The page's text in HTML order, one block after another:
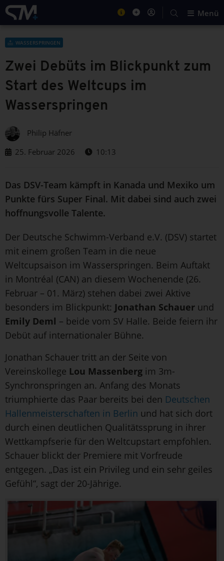
Menü
WASSERSPRINGEN
Zwei Debüts im Blickpunkt zum
Start des Weltcups im
Wasserspringen
Philip Häfner
25. Februar 2026
10:13
Das DSV-Team kämpft in Kanada und Mexiko um
Punkte fürs Super Final. Mit dabei sind auch zwei
hoffnungsvolle Talente.
Der Deutsche Schwimm-Verband e.V. (DSV) startet
mit einem großen Team in die neue
Weltcupsaison im Wasserspringen. Beim Auftakt
in Montréal (CAN) an diesem Wochenende (26.
Februar – 01. März) stehen dabei zwei Aktive
besonders im Blickpunkt: Jonathan Schauer und
Emily Deml – beide vom SV Halle. Beide feiern ihr
Debüt auf internationaler Bühne.
Jonathan Schauer tritt an der Seite von
Vereinskollege Lou Massenberg im 3m-
Synchronspringen an. Anfang des Monats
triumphierte das Paar bereits bei den Deutschen
Hallenmeisterschaften in Berlin und hat sich dort
durch einen deutlichen Qualitätssprung in ihrer
Wettkampfserie für den Weltcupstart empfohlen.
Schauer blickt der Premiere mit Vorfreude
entgegen. „Das ist ein Privileg und ein sehr geiles
Gefühl“, sagt der 20-Jährige.